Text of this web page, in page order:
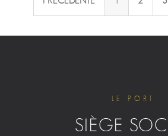
LE PORT
SIÈGE